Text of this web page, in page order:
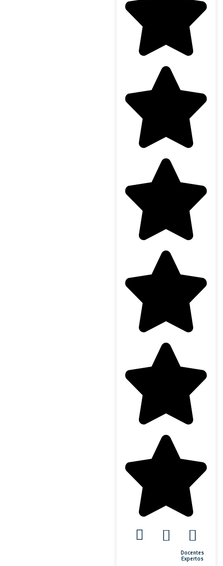
Docentes
Expertos